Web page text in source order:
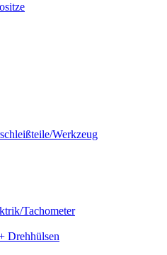
Werkzeug
Tachometer
Drehhülsen